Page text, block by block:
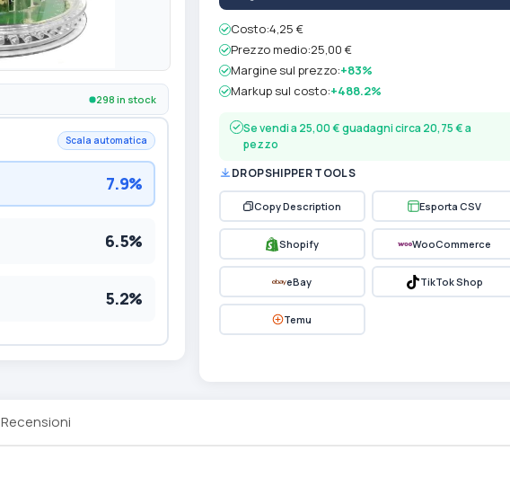
298 in stock
Scala automatica
7.9%
6.5%
5.2%
Costo:4,25 €
Prezzo medio:25,00 €
Margine sul prezzo:+83%
Markup sul costo:+488.2%
Se vendi a 25,00 € guadagni circa 20,75 € a
pezzo
DROPSHIPPER TOOLS
Copy Description Esporta CSV
Shopify WooCommerce
eBay TikTok Shop
Temu
Recensioni